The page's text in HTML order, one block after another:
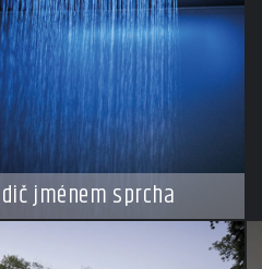
jménem sprcha